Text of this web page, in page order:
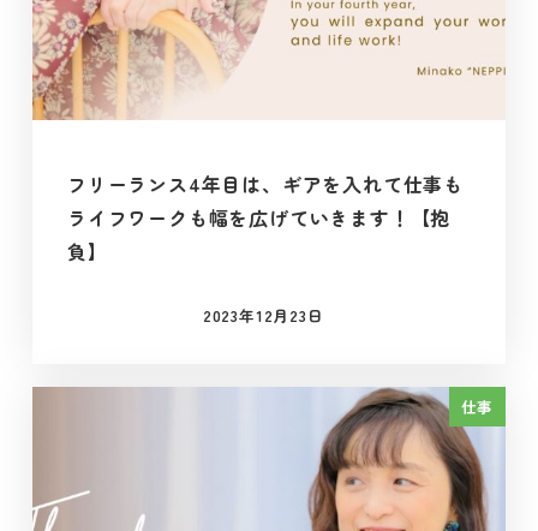
フリーランス4年目は、ギアを入れて仕事も
ライフワークも幅を広げていきます！【抱
負】
投稿日
2023年12月23日
仕事